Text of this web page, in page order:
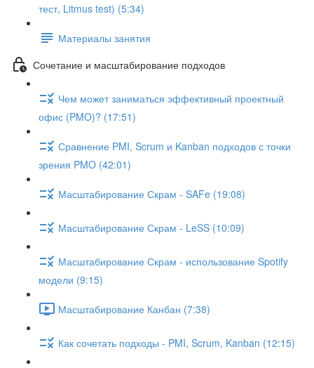
тест, Litmus test) (5:34)
Материалы занятия
Сочетание и масштабирование подходов
Чем может заниматься эффективный проектный
офис (PMO)? (17:51)
Сравнение PMI, Scrum и Kanban подходов с точки
зрения PMO (42:01)
Масштабирование Скрам - SAFe (19:08)
Масштабирование Скрам - LeSS (10:09)
Масштабирование Скрам - использование Spotify
модели (9:15)
Масштабирование Канбан (7:38)
Как сочетать подходы - PMI, Scrum, Kanban (12:15)